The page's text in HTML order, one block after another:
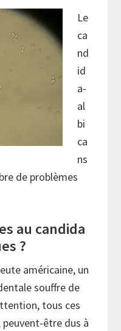
Le
ca
nd
id
a-
al
bi
ca
ns
de problèmes
au candida
?
américaine, un
souffre de
tous ces
être dus à